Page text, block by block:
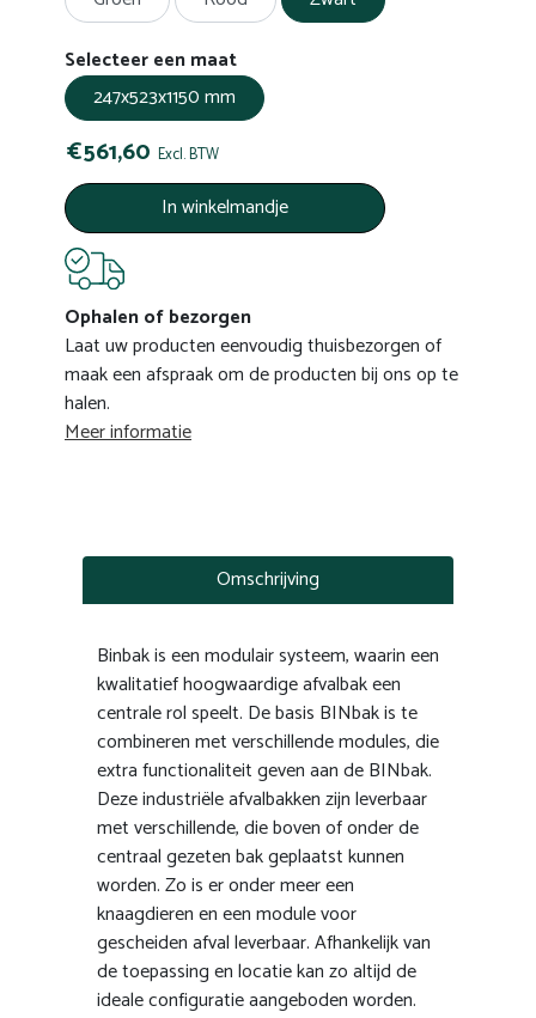
Selecteer een maat
247x523x1150 mm
€561,60 Excl. BTW
In winkelmandje
Ophalen of bezorgen
Laat uw producten eenvoudig thuisbezorgen of
maak een afspraak om de producten bij ons op te
halen.
Meer informatie
Omschrijving
Binbak is een modulair systeem, waarin een
kwalitatief hoogwaardige afvalbak een
centrale rol speelt. De basis BINbak is te
combineren met verschillende modules, die
extra functionaliteit geven aan de BINbak.
Deze industriële afvalbakken zijn leverbaar
met verschillende, die boven of onder de
centraal gezeten bak geplaatst kunnen
worden. Zo is er onder meer een
knaagdieren en een module voor
gescheiden afval leverbaar. Afhankelijk van
de toepassing en locatie kan zo altijd de
ideale configuratie aangeboden worden.